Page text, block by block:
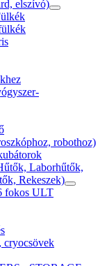
elszívó)
robothoz)
Laborhűtők,
Rekeszek)
fokos ULT
cryocsövek